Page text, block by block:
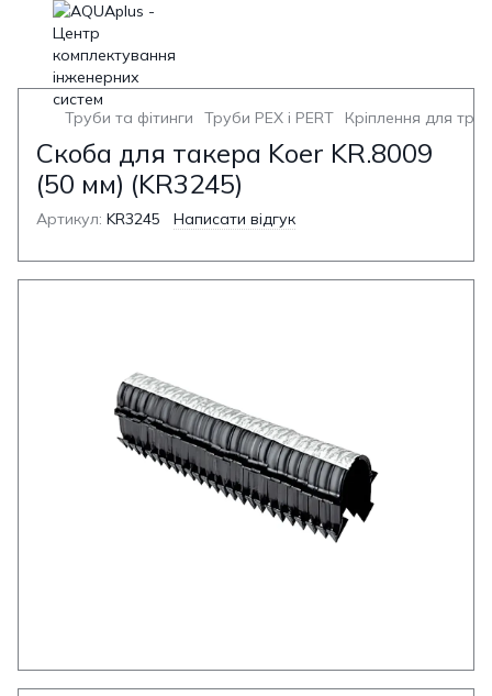
Труби та фітинги Труби PEX і PERT Кріплення для труб
Скоба для такера Koer KR.8009
(50 мм) (KR3245)
Артикул: KR3245 Написати відгук